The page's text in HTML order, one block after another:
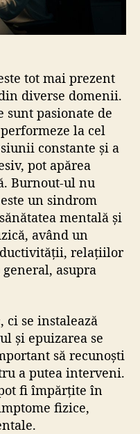
tot mai prezent
diverse domenii.
sunt pasionate de
la cel
constante și a
pot apărea
Burnout-ul nu
un sindrom
mentală și
având un
relațiilor
asupra
ci se instalează
și epuizarea se
să recunoști
a putea interveni.
fi împărțite în
fizice,